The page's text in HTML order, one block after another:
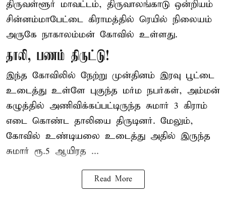
திருவள்ளூர் மாவட்டம், திருவாலங்காடு ஒன்றியம்
சின்னம்மாபேட்டை கிராமத்தில் ரெயில் நிலையம்
அருகே நாகாலம்மன் கோவில் உள்ளது.
தாலி, பணம் திருட்டு!
இந்த கோவிலில் நேற்று முன்தினம் இரவு பூட்டை
உடைத்து உள்ளே புகுந்த மர்ம நபர்கள், அம்மன்
கழுத்தில் அணிவிக்கப்பட்டிருந்த சுமார் 3 கிராம்
எடை கொண்ட தாலியை திருடினர். மேலும்,
கோவில் உண்டியலை உடைத்து அதில் இருந்த
சுமார் ரூ.5 ஆயிரத ...
Read More